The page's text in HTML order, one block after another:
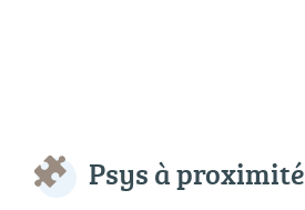
Psys à proximité